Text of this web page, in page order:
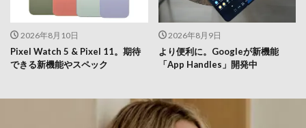
2026年8月10日
Pixel Watch 5 & Pixel 11。期待
できる新機能やスペック
2026年8月9日
より便利に。Googleが新機能
「App Handles」開発中